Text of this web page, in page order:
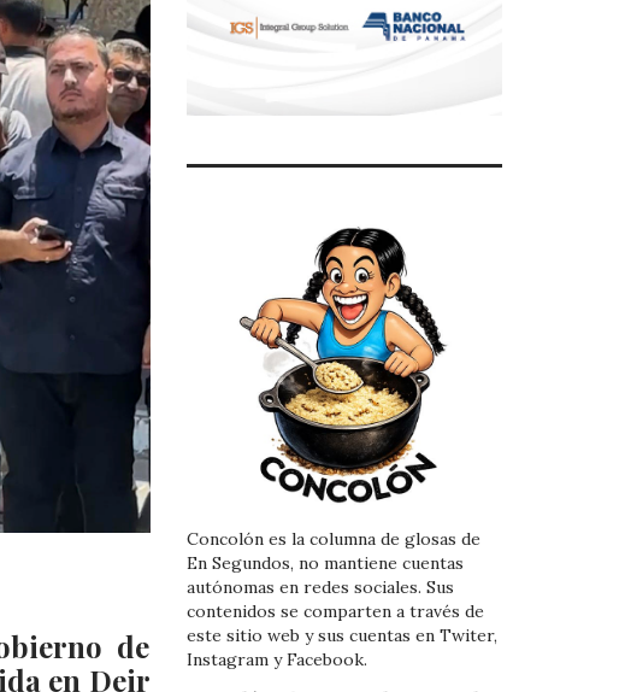
de
en Deir
Concolón es la columna de glosas de
En Segundos, no mantiene cuentas
autónomas en redes sociales. Sus
contenidos se comparten a través de
este sitio web y sus cuentas en Twiter,
Instagram y Facebook.